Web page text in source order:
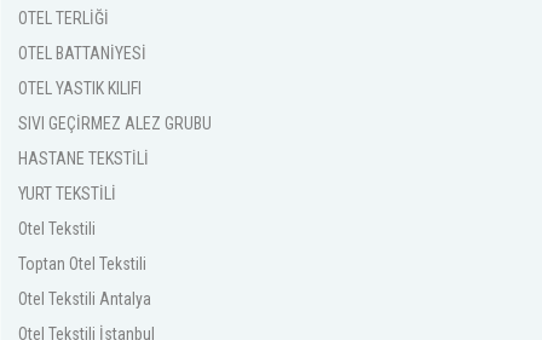
OTEL TERLİĞİ
OTEL BATTANİYESİ
OTEL YASTIK KILIFI
SIVI GEÇİRMEZ ALEZ GRUBU
HASTANE TEKSTİLİ
YURT TEKSTİLİ
Otel Tekstili
Toptan Otel Tekstili
Otel Tekstili Antalya
Otel Tekstili İstanbul